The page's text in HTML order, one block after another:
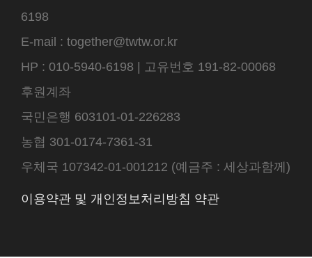
6198
E-mail : together@twtw.or.kr
HP : 010-5940-6198 | 고유번호 191-82-00068
후원계좌
국민은행 603101-01-226283
농협 301-0174-7361-31
우체국 107342-01-001212 (예금주 : 세상과함께)
이용약관 및 개인정보처리방침 약관